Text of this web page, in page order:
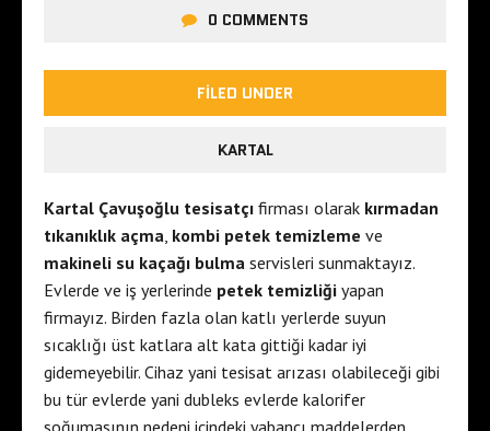
0 COMMENTS
FILED UNDER
KARTAL
Kartal Çavuşoğlu tesisatçı firması olarak kırmadan
tıkanıklık açma, kombi petek temizleme ve
makineli su kaçağı bulma servisleri sunmaktayız.
Evlerde ve iş yerlerinde petek temizliği yapan
firmayız. Birden fazla olan katlı yerlerde suyun
sıcaklığı üst katlara alt kata gittiği kadar iyi
gidemeyebilir. Cihaz yani tesisat arızası olabileceği gibi
bu tür evlerde yani dubleks evlerde kalorifer